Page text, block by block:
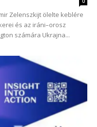
Zelenszkijt ölelte keblére
és az iráni–orosz
számára Ukrajna...